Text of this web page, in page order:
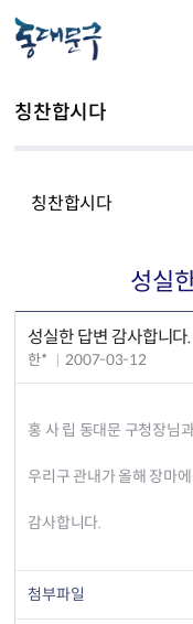
칭찬합시다
칭찬합시다
성실
성실한 답변 감사합니다.
한* 2007-03-12
홍 사 립 동대문 구청장님
우리구 관내가 올해 장마
감사합니다.
첨부파일